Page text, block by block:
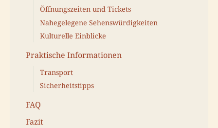
Öffnungszeiten und Tickets
Nahegelegene Sehenswürdigkeiten
Kulturelle Einblicke
Praktische Informationen
Transport
Sicherheitstipps
FAQ
Fazit